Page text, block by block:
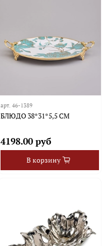
арт. 46-1389
БЛЮДО 38*31*5,5 СМ
4198.00 руб
В корзину